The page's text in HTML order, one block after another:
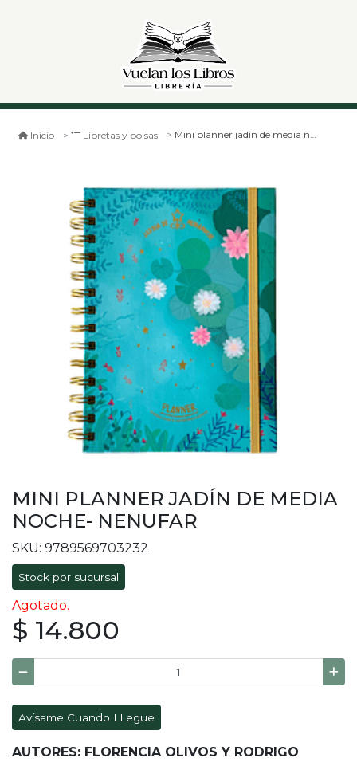
Inicio Libretas y bolsas Mini planner jadín de media noche- nenufar
MINI PLANNER JADÍN DE MEDIA
NOCHE- NENUFAR
SKU: 9789569703232
Stock por sucursal
Agotado.
$ 14.800
Avísame Cuando LLegue
AUTORES: FLORENCIA OLIVOS Y RODRIGO